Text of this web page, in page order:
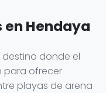
en Hendaya
destino donde el
para ofrecer
playas de arena